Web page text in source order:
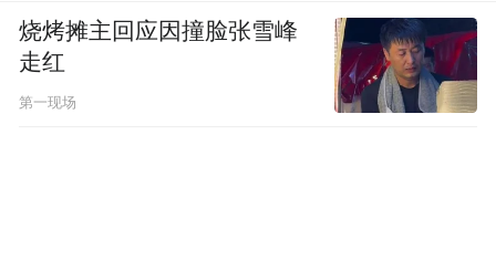
烧烤摊主回应因撞脸张雪峰
走红
第一现场